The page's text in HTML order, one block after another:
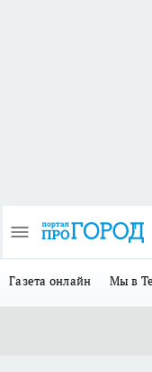
Газета онлайн Мы в